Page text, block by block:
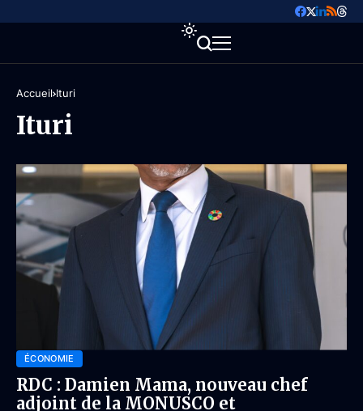
Accueil Ituri
Ituri
ÉCONOMIE
RDC : Damien Mama, nouveau chef
adjoint de la MONUSCO et